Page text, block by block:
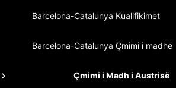
Barcelona-Catalunya Kualifikimet
Barcelona-Catalunya Çmimi i madhë
Çmimi i Madh i Austrisë